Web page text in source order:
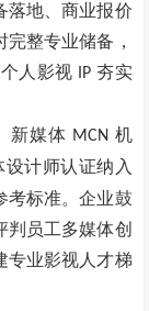
落地、商业报价
整专业储备，
人影视
IP 夯实
新媒体 MCN 机
设计师认证纳入
考标准。企业鼓
判员工多媒体创
专业影视人才梯